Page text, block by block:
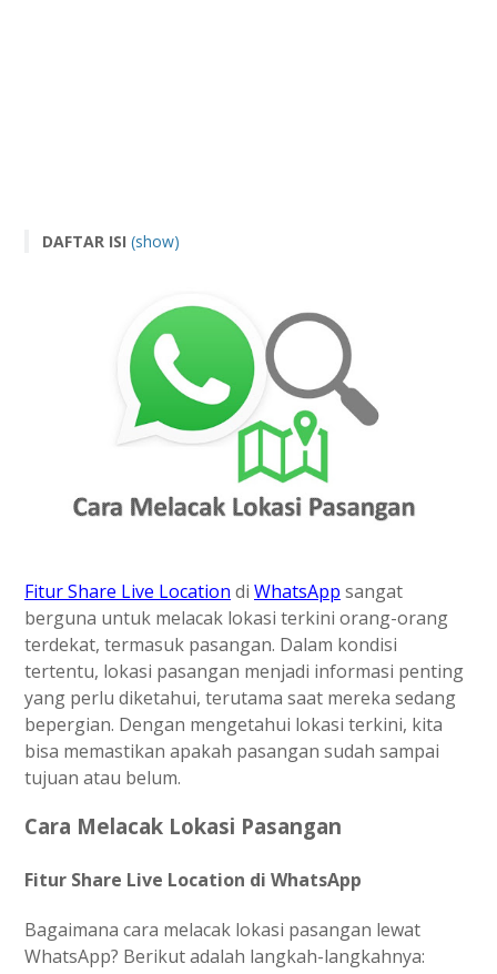
DAFTAR ISI (show)
Fitur Share Live Location di WhatsApp sangat
berguna untuk melacak lokasi terkini orang-orang
terdekat, termasuk pasangan. Dalam kondisi
tertentu, lokasi pasangan menjadi informasi penting
yang perlu diketahui, terutama saat mereka sedang
bepergian. Dengan mengetahui lokasi terkini, kita
bisa memastikan apakah pasangan sudah sampai
tujuan atau belum.
Cara Melacak Lokasi Pasangan
Fitur Share Live Location di WhatsApp
Bagaimana cara melacak lokasi pasangan lewat
WhatsApp? Berikut adalah langkah-langkahnya: